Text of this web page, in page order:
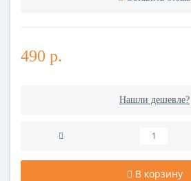
490 р.
Нашли дешевле?
В корзину